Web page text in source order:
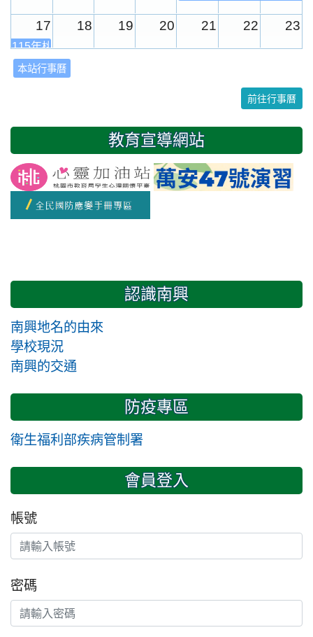
17 18 19 20 21 22 23
115年桃園市運動會
24
2 3
友善校園週
開學日
本站行事曆
前往行事曆
教育宣導網站
認識南興
南興地名的由來
學校現況
南興的交通
防疫專區
衛生福利部疾病管制署
會員登入
帳號
密碼